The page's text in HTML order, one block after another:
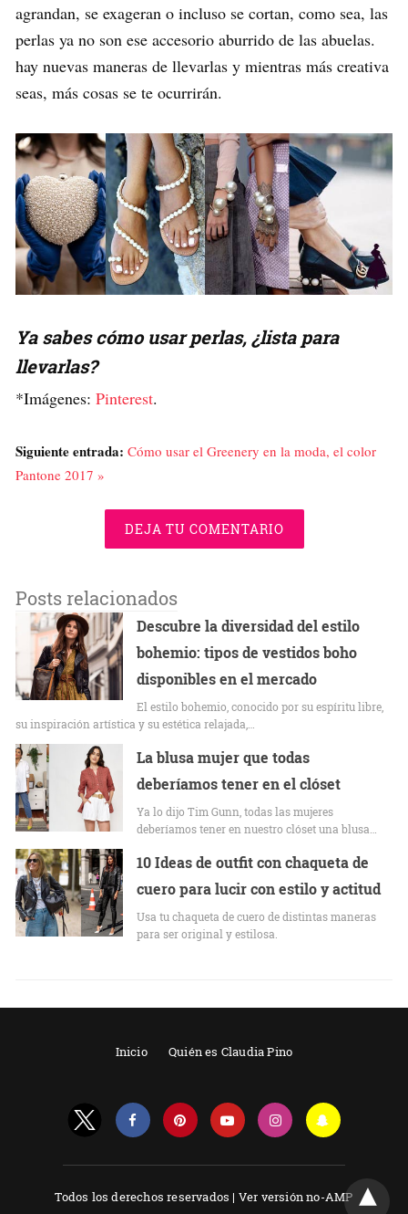
agrandan, se exageran o incluso se cortan, como sea, las
perlas ya no son ese accesorio aburrido de las abuelas.
hay nuevas maneras de llevarlas y mientras más creativa
seas, más cosas se te ocurrirán.
Ya sabes cómo usar perlas, ¿lista para
llevarlas?
*Imágenes: Pinterest.
Siguiente entrada: Cómo usar el Greenery en la moda, el color
Pantone 2017 »
DEJA TU COMENTARIO
Posts relacionados
Descubre la diversidad del estilo
bohemio: tipos de vestidos boho
disponibles en el mercado
El estilo bohemio, conocido por su espíritu libre,
su inspiración artística y su estética relajada,…
La blusa mujer que todas
deberíamos tener en el clóset
Ya lo dijo Tim Gunn, todas las mujeres
deberíamos tener en nuestro clóset una blusa…
10 Ideas de outfit con chaqueta de
cuero para lucir con estilo y actitud
Usa tu chaqueta de cuero de distintas maneras
para ser original y estilosa.
Inicio Quién es Claudia Pino
Todos los derechos reservados | Ver versión no-AMP